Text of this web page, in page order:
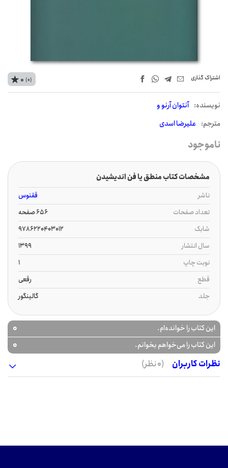
اشتراک‌ گذاری
نويسنده: آنتوان آرنو و
مترجم: علیرضا اسدی
0 (0)
ناموجود
مشخصات کتاب منطق یا فن اندیشیدن
ناشر
ققنوس
تعداد صفحات
656 صفحه
شابک
9786220403012
سال انتشار
1399
نوبت چاپ
1
قطع
رقعی
جلد
گالینگور
این کتاب را خوانده‌ام. 0
این کتاب را می‌خواهم بخوانم.
0
نظرات کاربران
(0 نظر)